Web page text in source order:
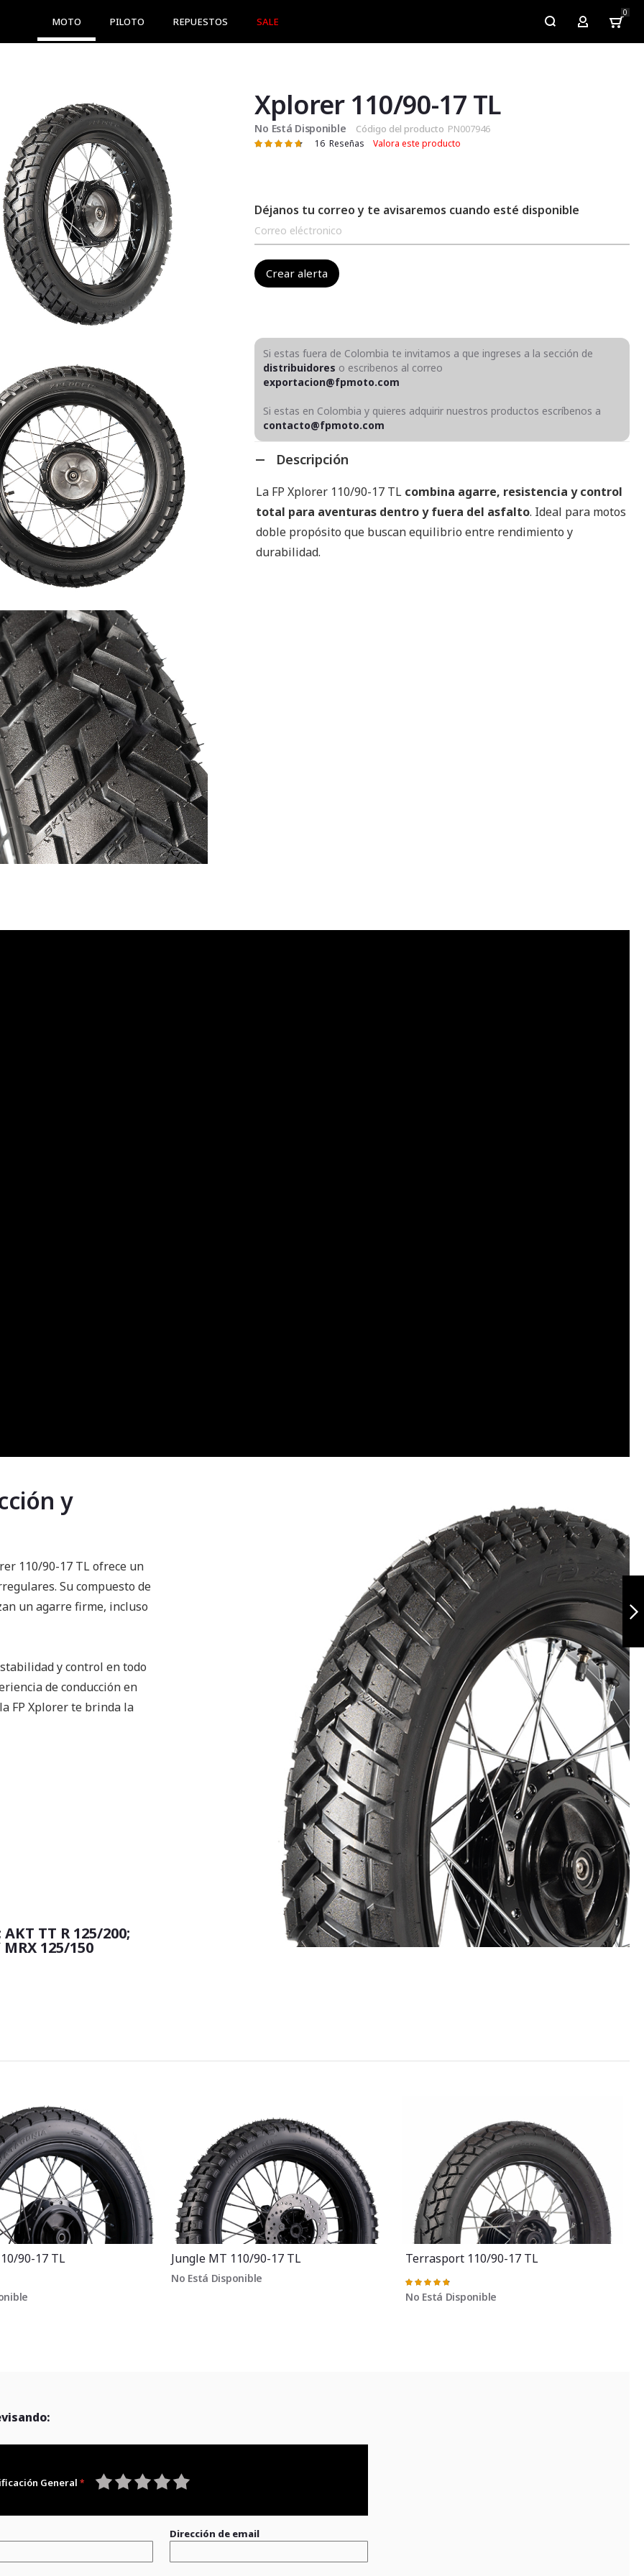
MOTO PILOTO REPUESTOS SALE My Account
0
Xplorer 110/90-17 TL
No Está Disponible Código del producto PN007946
Valoración: 16 Reseñas Valora este producto
Déjanos tu correo y te avisaremos cuando esté disponible
Si estas fuera de Colombia te invitamos a que ingreses a la sección de
distribuidores o escribenos al correo
exportacion@fpmoto.com
Si estas en Colombia y quieres adquirir nuestros productos escríbenos a
contacto@fpmoto.com
Descripción
La FP Xplorer 110/90-17 TL combina agarre, resistencia y control
total para aventuras dentro y fuera del asfalto. Ideal para motos
doble propósito que buscan equilibrio entre rendimiento y
durabilidad.
Terrasport 90/90-
19 TL
Siguiente
y
110/90-17 TL ofrece un
Su compuesto de
un agarre firme, incluso
y control en todo
de conducción en
FP Xplorer te brinda la
AKT TT R 125/200;
125/150
90-17 TL Jungle MT 110/90-17 TL
No Está Disponible
Terrasport 110/90-17 TL
Valoración:
97%
No Está Disponible
General
Dirección de email